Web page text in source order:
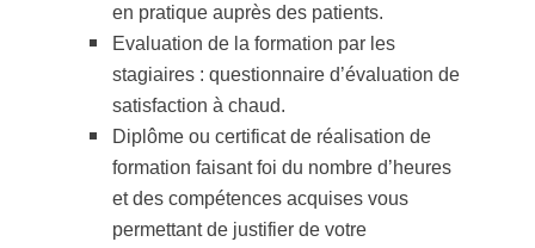
en pratique auprès des patients.
Evaluation de la formation par les
stagiaires : questionnaire d’évaluation de
satisfaction à chaud.
Diplôme ou certificat de réalisation de
formation faisant foi du nombre d’heures
et des compétences acquises vous
permettant de justifier de votre